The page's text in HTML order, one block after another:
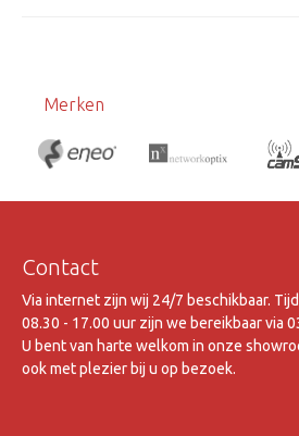
Merken
Contact
Via internet zijn wij 24/7 beschikbaar.
08.30 - 17.00 uur zijn we bereikbaar via
U bent van harte welkom in onze
ook met plezier bij u op bezoek.